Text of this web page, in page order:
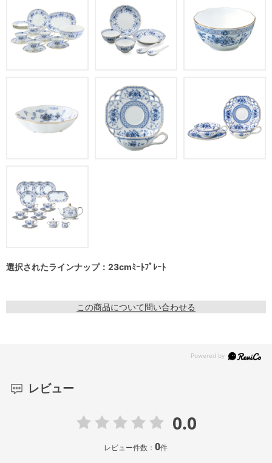
選択されたラインナップ：23cmﾐｰﾄﾌﾟﾚｰﾄ
この商品について問い合わせる
レビュー
0.0
レビュー件数：0件